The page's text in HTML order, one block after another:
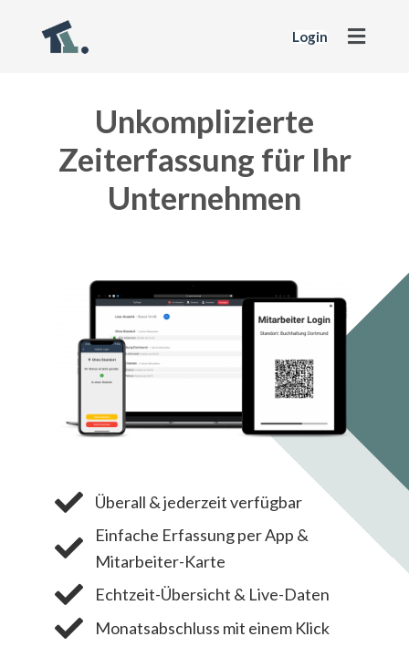
Login
Unkomplizierte
Zeiterfassung für Ihr
Unternehmen
Überall & jederzeit verfügbar
Einfache Erfassung per App &
Mitarbeiter-Karte
Echtzeit-Übersicht & Live-Daten
Monatsabschluss mit einem Klick